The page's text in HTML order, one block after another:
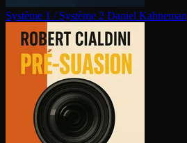
Système 1 / Système 2 Daniel Kahneman